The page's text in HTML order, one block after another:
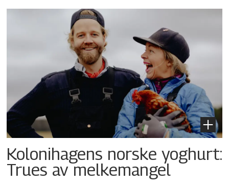
Kolonihagens norske yoghurt:
Trues av melkemangel